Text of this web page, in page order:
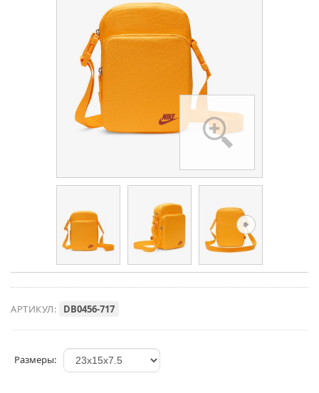
АРТИКУЛ: DB0456-717
Размеры: